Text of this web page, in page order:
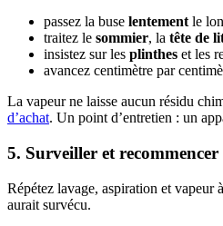
passez la buse lentement le
traitez le sommier, la tête de
insistez sur les plinthes et les
avancez centimètre par
La vapeur ne laisse aucun résidu
d’achat. Un point d’entretien : un
5. Surveiller et recommencer
Répétez lavage, aspiration et vapeur
aurait survécu.